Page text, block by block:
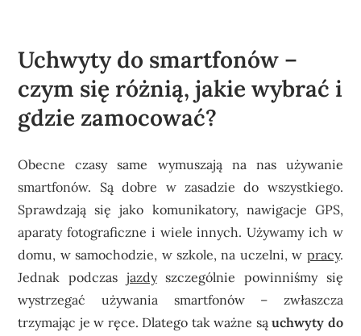
Uchwyty do smartfonów –
czym się różnią, jakie wybrać i
gdzie zamocować?
Obecne czasy same wymuszają na nas używanie
smartfonów. Są dobre w zasadzie do wszystkiego.
Sprawdzają się jako komunikatory, nawigacje GPS,
aparaty fotograficzne i wiele innych. Używamy ich w
domu, w samochodzie, w szkole, na uczelni, w pracy.
Jednak podczas jazdyszczególnie powinniśmy się
wystrzegać używania smartfonów – zwłaszcza
trzymając je w ręce. Dlatego tak ważne sąuchwyty do